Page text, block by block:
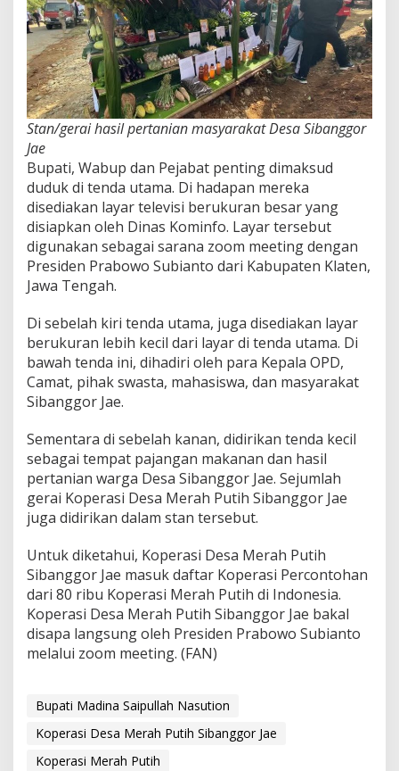
Stan/gerai hasil pertanian masyarakat Desa Sibanggor
Jae
Bupati, Wabup dan Pejabat penting dimaksud
duduk di tenda utama. Di hadapan mereka
disediakan layar televisi berukuran besar yang
disiapkan oleh Dinas Kominfo. Layar tersebut
digunakan sebagai sarana zoom meeting dengan
Presiden Prabowo Subianto dari Kabupaten Klaten,
Jawa Tengah.
Di sebelah kiri tenda utama, juga disediakan layar
berukuran lebih kecil dari layar di tenda utama. Di
bawah tenda ini, dihadiri oleh para Kepala OPD,
Camat, pihak swasta, mahasiswa, dan masyarakat
Sibanggor Jae.
Sementara di sebelah kanan, didirikan tenda kecil
sebagai tempat pajangan makanan dan hasil
pertanian warga Desa Sibanggor Jae. Sejumlah
gerai Koperasi Desa Merah Putih Sibanggor Jae
juga didirikan dalam stan tersebut.
Untuk diketahui, Koperasi Desa Merah Putih
Sibanggor Jae masuk daftar Koperasi Percontohan
dari 80 ribu Koperasi Merah Putih di Indonesia.
Koperasi Desa Merah Putih Sibanggor Jae bakal
disapa langsung oleh Presiden Prabowo Subianto
melalui zoom meeting. (FAN)
Bupati Madina Saipullah Nasution
Koperasi Desa Merah Putih Sibanggor Jae
Koperasi Merah Putih